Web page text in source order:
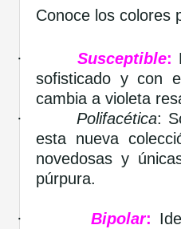
Conoce los colores
· Susceptible:
sofisticado y con
cambia a violeta
·
Polifacética:
esta nueva
novedosas y
púrpura.
· Bipolar: